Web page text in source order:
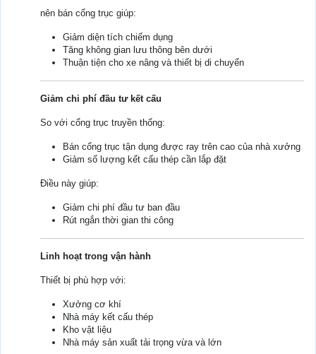
nên bán cổng trục giúp:
Giảm diện tích chiếm dụng
Tăng không gian lưu thông bên dưới
Thuận tiện cho xe nâng và thiết bị di chuyển
Giảm chi phí đầu tư kết cấu
So với cổng trục truyền thống:
Bán cổng trục tận dụng được ray trên cao của nhà xưởng
Giảm số lượng kết cấu thép cần lắp đặt
Điều này giúp:
Giảm chi phí đầu tư ban đầu
Rút ngắn thời gian thi công
Linh hoạt trong vận hành
Thiết bị phù hợp với:
Xưởng cơ khí
Nhà máy kết cấu thép
Kho vật liệu
Nhà máy sản xuất tải trọng vừa và lớn